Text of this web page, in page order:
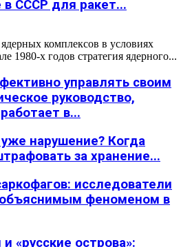
в СССР для ракет...
комплексов в условиях
1980-х годов стратегия ядерного...
управлять своим
руководство,
в...
нарушение? Когда
за хранение...
исследователи
феноменом в
«русские острова»: